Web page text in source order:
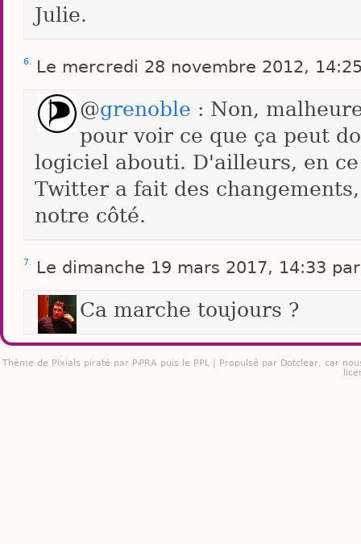
Julie.
6. Le mercredi 28 novembre 2012,
@grenoble : Non,
pour voir ce que ça peut
logiciel abouti. D'ailleurs, en
Twitter a fait des
notre côté.
7. Le dimanche 19 mars 2017, 14:33
Ca marche toujours ?
Thème de Pixials piraté par PꝒRA puis le PPL | Propulsé par Dotclear, car